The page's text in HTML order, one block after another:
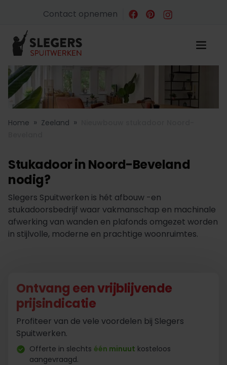
Contact opnemen
Home » Zeeland »
Stukadoor in Noord-Beveland
nodig?
Slegers Spuitwerken is hét afbouw -en
stukadoorsbedrijf waar vakmanschap en machinale
afwerking van wanden en plafonds omgezet worden
in stijlvolle, moderne en prachtige woonruimtes.
Ontvang een vrijblijvende
prijsindicatie
Profiteer van de vele voordelen bij Slegers
Spuitwerken.
Offerte in slechts één minuut kosteloos
aangevraagd.